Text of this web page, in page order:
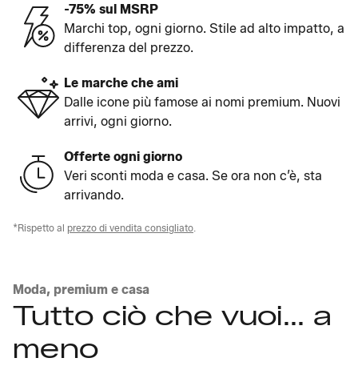
-75% sul MSRP
Marchi top, ogni giorno. Stile ad alto impatto, a
differenza del prezzo.
Le marche che ami
Dalle icone più famose ai nomi premium. Nuovi
arrivi, ogni giorno.
Offerte ogni giorno
Veri sconti moda e casa. Se ora non c’è, sta
arrivando.
*Rispetto al prezzo di vendita consigliato
Moda, premium e casa
Tutto ciò che vuoi... a
meno